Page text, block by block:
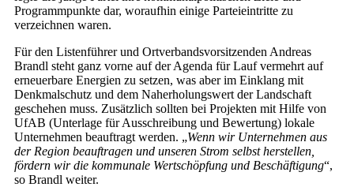
Programmpunkte dar, woraufhin einige Parteieintritte zu
verzeichnen waren.
Für den Listenführer und Ortverbandsvorsitzenden Andreas
Brandl steht ganz vorne auf der Agenda für Lauf vermehrt auf
erneuerbare Energien zu setzen, was aber im Einklang mit
Denkmalschutz und dem Naherholungswert der Landschaft
geschehen muss. Zusätzlich sollten bei Projekten mit Hilfe von
UfAB (Unterlage für Ausschreibung und Bewertung) lokale
Unternehmen beauftragt werden. „Wenn wir Unternehmen aus
der Region beauftragen und unseren Strom selbst herstellen,
fördern wir die kommunale Wertschöpfung und Beschäftigung“,
so Brandl weiter.